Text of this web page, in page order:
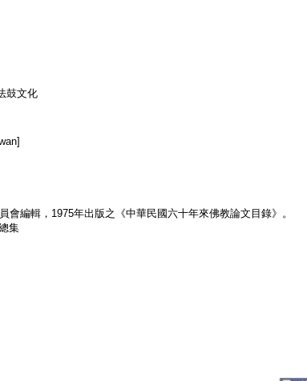
鼓文化
會編輯，1975年出版之《中華民國六十年來佛教論文目錄》。
集